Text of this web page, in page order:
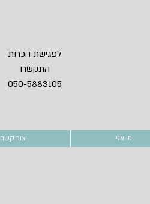
לפגישת הכרות
התקשרו
050-5883105
צור קשר מי אני